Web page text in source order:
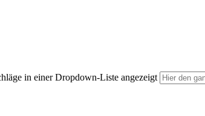
in einer Dropdown-Liste angezeigt